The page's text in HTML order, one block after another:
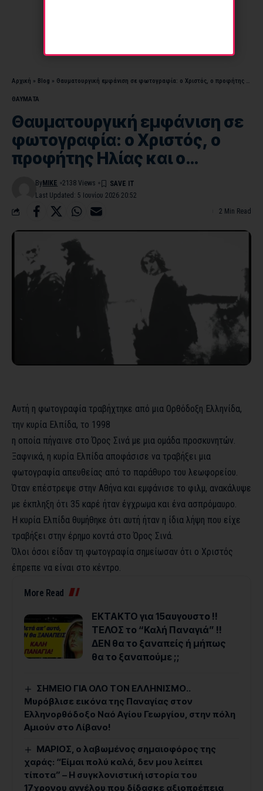
Αρχική » Blog » Θαυματουργική εμφάνιση σε φωτογραφία: ο Χριστός, ο προφήτης Ηλίας και ο…
ΘΑΥΜΑΤΑ
Θαυματουργική εμφάνιση σε
φωτογραφία: ο Χριστός, ο
προφήτης Ηλίας και ο…
Last Updated: 5 Ιουνίου 2026 20:52
By MIKE 2138 Views
2 Min Read
Αυτή η φωτογραφία τραβήχτηκε από μια Ορθόδοξη Ελληνίδα,
την κυρία Ελπίδα, το 1998
η οποία πήγαινε στο Όρος Σινά με μια ομάδα προσκυνητών.
Ξαφνικά, η κυρία Ελπίδα αποφάσισε να τραβήξει μια
φωτογραφία απευθείας από το παράθυρο του λεωφορείου.
Όταν επέστρεψε στην Αθήνα και εμφάνισε το φιλμ, ανακάλυψε
με έκπληξη ότι 35 καρέ ήταν έγχρωμα και ένα ασπρόμαυρο.
Η κυρία Ελπίδα θυμήθηκε ότι αυτή ήταν η ίδια λήψη που είχε
τραβήξει στην έρημο κοντά στο Όρος Σινά.
Όλοι όσοι είδαν τη φωτογραφία σημείωσαν ότι ο Χριστός
έπρεπε να είναι στο κέντρο.
More Read
ΕΚΤΑΚΤΟ για 15αυγουστο !!
ΤΕΛΟΣ το “Καλή Παναγιά” !!
ΔΕΝ θα το ξαναπείς ή μήπως
θα το ξαναπούμε ;;
ΣΗΜΕΙΟ ΓΙΑ ΟΛΟ ΤΟΝ ΕΛΛΗΝΙΣΜΟ..
Μυρόβλισε εικόνα της Παναγίας στον
Ελληνορθόδοξο Ναό Αγίου Γεωργίου, στην πόλη
Αμιούν στο Λίβανο!
ΜΑΡΙΟΣ, ο λαβωμένος σημαιοφόρος της
χαράς: “Είμαι πολύ καλά, δεν μου λείπει
τίποτα” – Η συγκλονιστική ιστορία του
17χρονου αγγέλου που δίδασκε αξιοπρέπεια